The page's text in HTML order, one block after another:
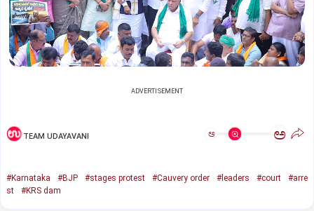
ADVERTISEMENT
TEAM UDAYAVANI ಅ ಅ
#Karnataka #BJP #stages protest #Cauvery order #leaders #court
#arre
st
#KRS dam